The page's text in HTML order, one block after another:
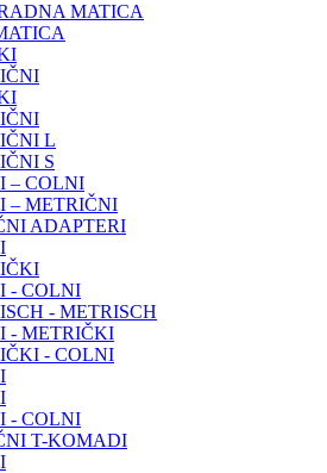
MATICA
L
S
– COLNI
– METRIČNI
ADAPTERI
- COLNI
- METRISCH
- METRIČKI
- COLNI
- COLNI
T-KOMADI